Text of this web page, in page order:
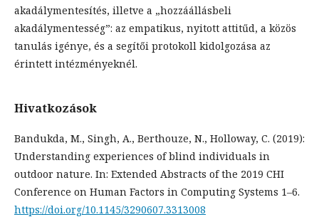
akadálymentesítés, illetve a „hozzáállásbeli
akadálymentesség”: az empatikus, nyitott attitűd, a közös
tanulás igénye, és a segítői protokoll kidolgozása az
érintett intézményeknél.
Hivatkozások
Bandukda, M., Singh, A., Berthouze, N., Holloway, C. (2019):
Understanding experiences of blind individuals in
outdoor nature. In: Extended Abstracts of the 2019 CHI
Conference on Human Factors in Computing Systems 1–6.
https://doi.org/10.1145/3290607.3313008